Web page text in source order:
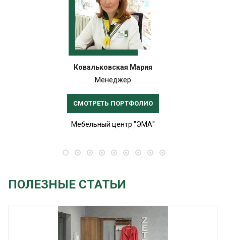
Ковальковская Мария
Менеджер
СМОТРЕТЬ ПОРТФОЛИО
Мебельный центр "ЭМА"
ПОЛЕЗНЫЕ СТАТЬИ